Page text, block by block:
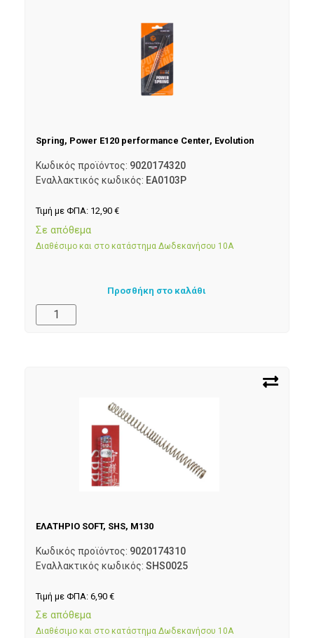
Spring, Power E120 performance Center, Evolution
Κωδικός προϊόντος: 9020174320
Εναλλακτικός κωδικός: EA0103P
Τιμή με ΦΠΑ: 12,90 €
Σε απόθεμα
Διαθέσιμο και στο κατάστημα Δωδεκανήσου 10Α
Προσθήκη στο καλάθι
ΕΛΑΤΗΡΙΟ SOFT, SHS, M130
Κωδικός προϊόντος: 9020174310
Εναλλακτικός κωδικός: SHS0025
Τιμή με ΦΠΑ: 6,90 €
Σε απόθεμα
Διαθέσιμο και στο κατάστημα Δωδεκανήσου 10Α